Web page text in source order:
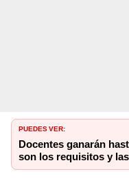
PUEDES VER:
Docentes ganarán
son los requisitos y